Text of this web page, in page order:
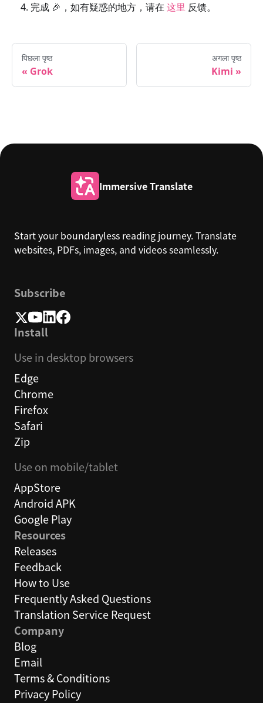
完成 🎉，如有疑惑的地方，请在 这里 反馈。
पिछला पृष्ठ
Grok
अगला पृष्ठ
Kimi
Immersive Translate
Start your boundaryless reading journey. Translate
websites, PDFs, images, and videos seamlessly.
Subscribe
Install
Use in desktop browsers
Edge
Chrome
Firefox
Safari
Zip
Use on mobile/tablet
AppStore
Android APK
Google Play
Resources
Releases
Feedback
How to Use
Frequently Asked Questions
Translation Service Request
Company
Blog
Email
Terms & Conditions
Privacy Policy